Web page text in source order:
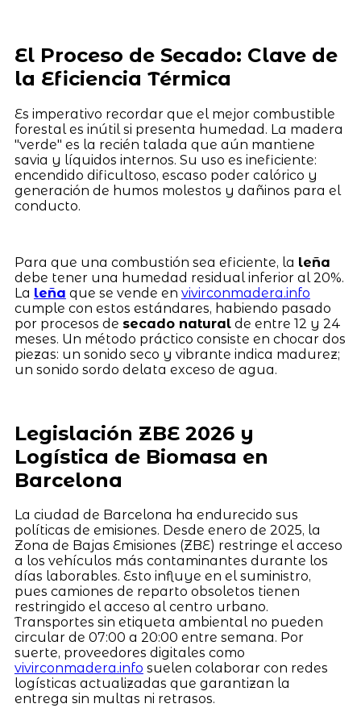
El Proceso de Secado: Clave de
la Eficiencia Térmica
Es imperativo recordar que el mejor combustible
forestal es inútil si presenta humedad. La madera
"verde" es la recién talada que aún mantiene
savia y líquidos internos. Su uso es ineficiente:
encendido dificultoso, escaso poder calórico y
generación de humos molestos y dañinos para el
conducto.
Para que una combustión sea eficiente, la leña
debe tener una humedad residual inferior al 20%.
La leña que se vende en vivirconmadera.info
cumple con estos estándares, habiendo pasado
por procesos de secado naturalde entre 12 y 24
meses. Un método práctico consiste en chocar dos
piezas: un sonido seco y vibrante indica madurez;
un sonido sordo delata exceso de agua.
Legislación ZBE 2026 y
Logística de Biomasa en
Barcelona
La ciudad de Barcelona ha endurecido sus
políticas de emisiones. Desde enero de 2025, la
Zona de Bajas Emisiones (ZBE) restringe el acceso
a los vehículos más contaminantes durante los
días laborables. Esto influye en el suministro,
pues camiones de reparto obsoletos tienen
restringido el acceso al centro urbano.
Transportes sin etiqueta ambiental no pueden
circular de 07:00 a 20:00 entre semana. Por
suerte, proveedores digitales como
vivirconmadera.info suelen colaborar con redes
logísticas actualizadas que garantizan la
entrega sin multas ni retrasos.